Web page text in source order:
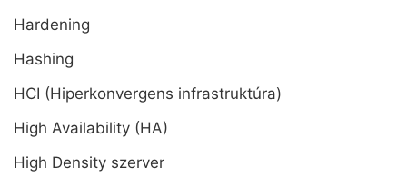
Hardening
Hashing
HCI (Hiperkonvergens infrastruktúra)
High Availability (HA)
High Density szerver